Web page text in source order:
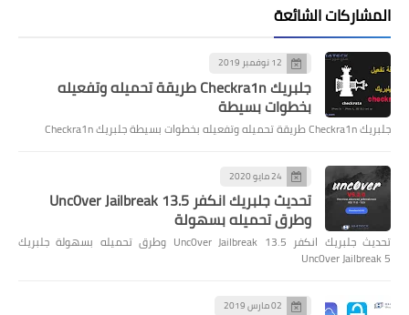
المشاركات الشائعة
12 نوفمبر 2019
جلبريك Checkra1n طريقة تحميله وتفعيله
بخطوات بسيطة
جلبريك Checkra1n طريقة تحميله وتفعيله بخطوات بسيطة جلبريك Checkra1n
24 مايو 2020
تحديث جلبريك انكفر Unc0ver Jailbreak 13.5
وطرق تحميله بسهولة
تحديث جلبريك انكفر Unc0ver Jailbreak 13.5 وطرق تحميله بسهولة جلبريك
Unc0ver Jailbreak 5
02 مارس 2019